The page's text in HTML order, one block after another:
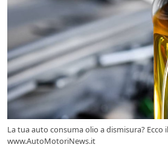
La tua auto consuma olio a dismisura? Ecco
www.AutoMotoriNews.it